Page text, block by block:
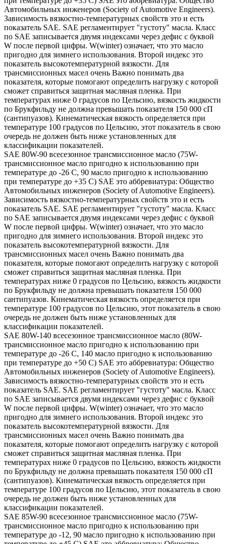
Автомобильных инженеров (Society of Automotive Engineers).
Зависимость вязкостно-температурных свойств это и есть
показатель SAE. SAE регламентирует "густоту" масла. Класс
по SAE записывается двумя индексами через дефис с буквой
W после первой цифры. W(winter) означает, что это масло
пригодно для зимнего использования. Второй индекс это
показатель высокотемпературной вязкости. Для
трансмиссионных масел очень Важно понимать два
показателя, которые помогают определить нагрузку с которой
сможет справиться защитная масляная пленка. При
температурах ниже 0 градусов по Цельсию, вязкость жидкости
по Брукфильду не должна превышать показателя 150 000 сП
(сантипуазов). Кинематическая вязкость определяется при
температуре 100 градусов по Цельсию, этот показатель в свою
очередь не должен быть ниже установленных для
классификации показателей.
SAE 80W-90 всесезонное трансмиссионное масло (75W-
трансмиссионное масло пригодно к использованию при
температуре до -26 С, 90 масло пригодно к использованию
при температуре до +35 С) SAE это аббревиатура: Общество
Автомобильных инженеров (Society of Automotive Engineers).
Зависимость вязкостно-температурных свойств это и есть
показатель SAE. SAE регламентирует "густоту" масла. Класс
по SAE записывается двумя индексами через дефис с буквой
W после первой цифры. W(winter) означает, что это масло
пригодно для зимнего использования. Второй индекс это
показатель высокотемпературной вязкости. Для
трансмиссионных масел очень Важно понимать два
показателя, которые помогают определить нагрузку с которой
сможет справиться защитная масляная пленка. При
температурах ниже 0 градусов по Цельсию, вязкость жидкости
по Брукфильду не должна превышать показателя 150 000
сантипуазов. Кинематическая вязкость определяется при
температуре 100 градусов по Цельсию, этот показатель в свою
очередь не должен быть ниже установленных для
классификации показателей.
SAE 80W-140 всесезонное трансмиссионное масло (80W-
трансмиссионное масло пригодно к использованию при
температуре до -26 С, 140 масло пригодно к использованию
при температуре до +50 С) SAE это аббревиатура: Общество
Автомобильных инженеров (Society of Automotive Engineers).
Зависимость вязкостно-температурных свойств это и есть
показатель SAE. SAE регламентирует "густоту" масла. Класс
по SAE записывается двумя индексами через дефис с буквой
W после первой цифры. W(winter) означает, что это масло
пригодно для зимнего использования. Второй индекс это
показатель высокотемпературной вязкости. Для
трансмиссионных масел очень Важно понимать два
показателя, которые помогают определить нагрузку с которой
сможет справиться защитная масляная пленка. При
температурах ниже 0 градусов по Цельсию, вязкость жидкости
по Брукфильду не должна превышать показателя 150 000 сП
(сантипуазов). Кинематическая вязкость определяется при
температуре 100 градусов по Цельсию, этот показатель в свою
очередь не должен быть ниже установленных для
классификации показателей.
SAE 85W-90 всесезонное трансмиссионное масло (75W-
трансмиссионное масло пригодно к использованию при
температуре до -12, 90 масло пригодно к использованию при